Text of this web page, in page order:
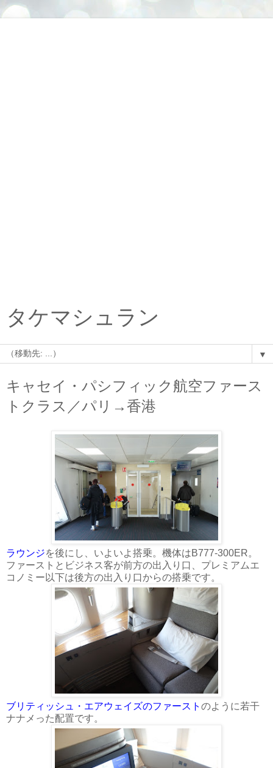
タケマシュラン
▼
キャセイ・パシフィック航空ファース
トクラス／パリ→香港
ラウンジを後にし、いよいよ搭乗。機体はB777-300ER。
ファーストとビジネス客が前方の出入り口、プレミアムエ
コノミー以下は後方の出入り口からの搭乗です。
ブリティッシュ・エアウェイズのファースト のように若干
ナナメった配置です。